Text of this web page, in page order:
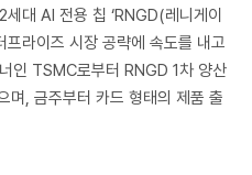
대 AI 전용 칩 ‘RNGD(레니게이
프라이즈 시장 공략에 속도를 내고
인 TSMC로부터 RNGD 1차 양산
, 금주부터 카드 형태의 제품 출